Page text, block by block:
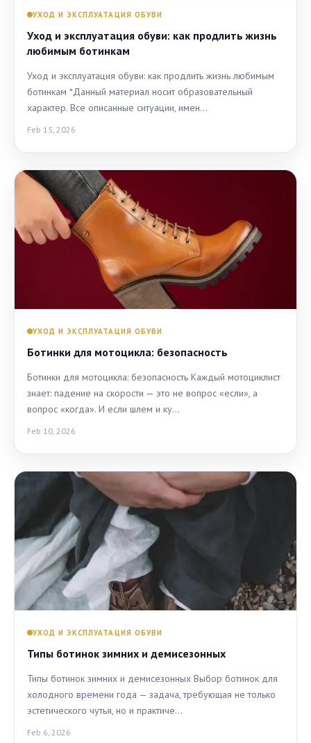
УХОД И ЭКСПЛУАТАЦИЯ ОБУВИ
Уход и эксплуатация обуви: как продлить жизнь
любимым ботинкам
Уход и эксплуатация обуви: как продлить жизнь любимым
ботинкам *Данный материал носит образовательный
характер. Все описанные ситуации, имен…
Feb 15, 2026
УХОД И ЭКСПЛУАТАЦИЯ ОБУВИ
Ботинки для мотоцикла: безопасность
Ботинки для мотоцикла: безопасность Каждый мотоциклист
знает: падение на скорости — это не вопрос «если», а
вопрос «когда». И если шлем и ку…
Feb 10, 2026
УХОД И ЭКСПЛУАТАЦИЯ ОБУВИ
Типы ботинок зимних и демисезонных
Типы ботинок зимних и демисезонных Выбор ботинок для
холодного времени года — задача, требующая не только
эстетического чутья, но и практиче…
Feb 6, 2026